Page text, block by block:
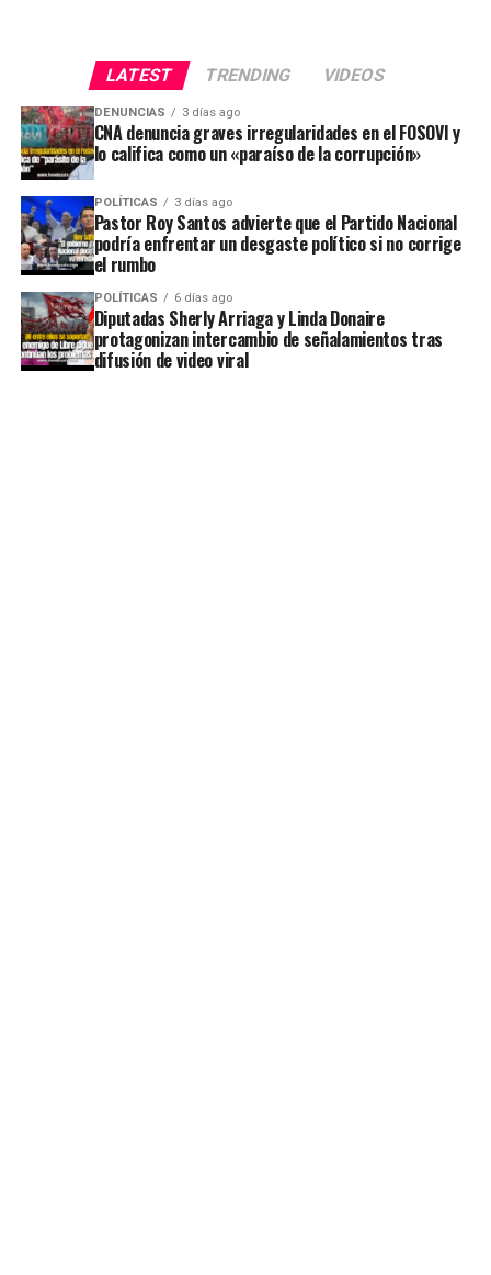
LATEST TRENDING VIDEOS
DENUNCIAS 3 días ago
CNA denuncia graves irregularidades en el FOSOVI y
lo califica como un «paraíso de la corrupción»
POLÍTICAS 3 días ago
Pastor Roy Santos advierte que el Partido Nacional
podría enfrentar un desgaste político si no corrige
el rumbo
POLÍTICAS 6 días ago
Diputadas Sherly Arriaga y Linda Donaire
protagonizan intercambio de señalamientos tras
difusión de video viral